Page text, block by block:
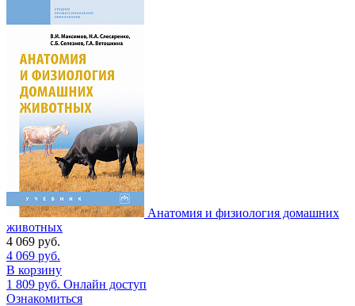
Анатомия и физиология домашних
животных
4 069 руб.
4 069 руб.
В корзину
1 809 руб. Онлайн доступ
Ознакомиться